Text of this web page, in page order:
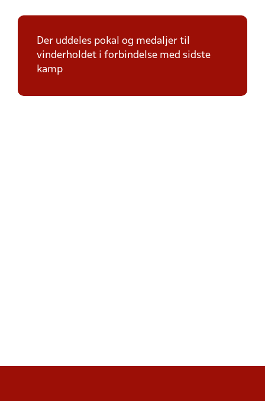
Der uddeles pokal og medaljer til
vinderholdet i forbindelse med sidste
kamp